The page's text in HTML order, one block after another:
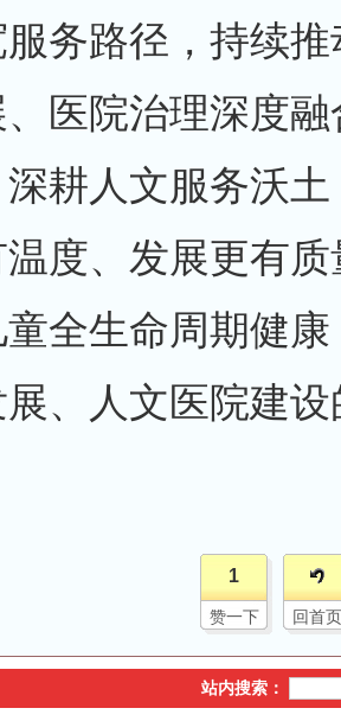
务路径，持续
医院治理深度
深耕人文服务沃
度、发展更有
全生命周期健
、人文医院建
1
赞一下 回首页
站内搜索：